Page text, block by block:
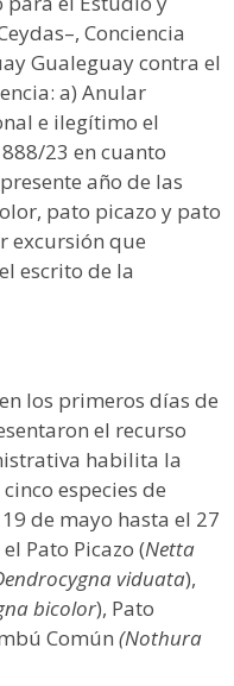
Conciencia
Gualeguay contra el
a) Anular
e ilegítimo el
23 en cuanto
año de las
pato picazo y pato
excursión que
escrito de la
los primeros días de
el recurso
habilita la
especies de
de mayo hasta el 27
Pato Picazo (Netta
viduata),
bicolor), Pato
Común (Nothura